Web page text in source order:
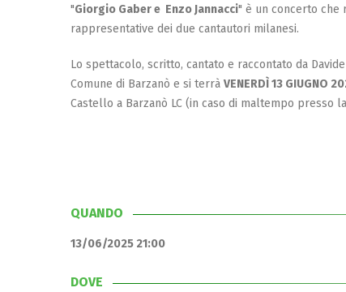
"Giorgio Gaber e Enzo Jannacci" è un concerto che
rappresentative dei due cantautori milanesi.
Lo spettacolo, scritto, cantato e raccontato da
Comune di Barzanò e si terrà VENERDÌ 13 GIUGNO
Castello a Barzanò LC (in caso di maltempo presso
QUANDO
13/06/2025 21:00
DOVE